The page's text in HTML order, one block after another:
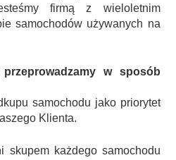
firmą z wieloletnim
samochodów używanych na
w sposób
samochodu jako priorytet
Klienta.
skupem każdego samochodu